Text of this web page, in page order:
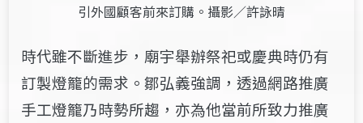
引外國顧客前來訂購。攝影／許詠晴
時代雖不斷進步，廟宇舉辦祭祀或慶典時仍有
訂製燈籠的需求。鄒弘義強調，透過網路推廣
手工燈籠乃時勢所趨，亦為他當前所致力推廣